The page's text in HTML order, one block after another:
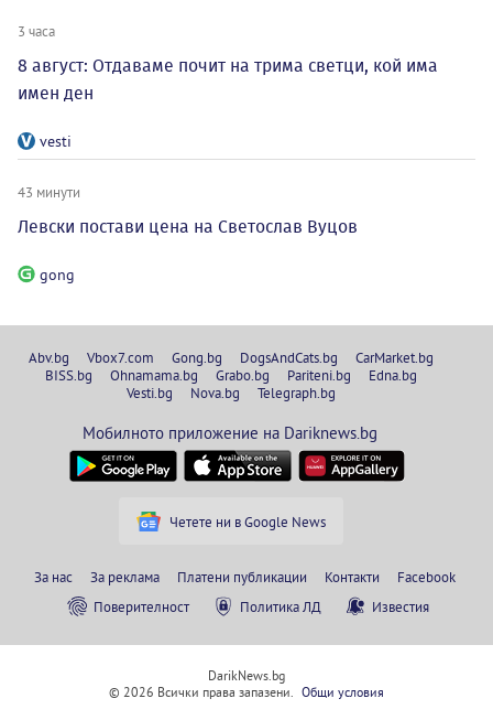
3 часа
8 август: Отдаваме почит на трима светци, кой има
имен ден
vesti
43 минути
Левски постави цена на Светослав Вуцов
gong
Abv.bg Vbox7.com Gong.bg DogsAndCats.bg
CarMarket.bg
BISS.bg
Ohnamama.bg Grabo.bg Pariteni.bg
Edna.bg
Vesti.bg
Nova.bg Telegraph.bg
Мобилното приложение на Dariknews.bg
Четете ни в Google News
За нас За реклама Платени публикации Контакти
Facebook
Поверителност
Политика ЛД Известия
DarikNews.bg
© 2026 Всички права запазени. Общи условия